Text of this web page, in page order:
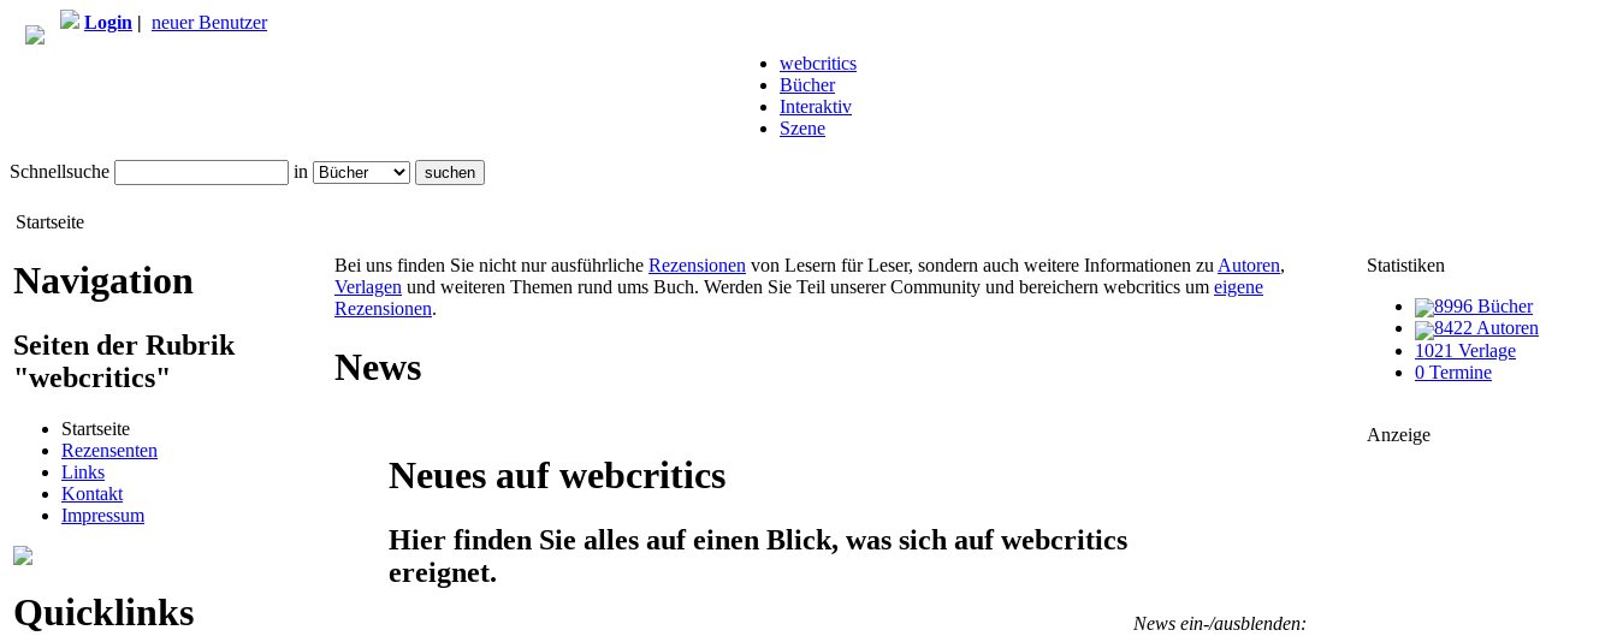
Login | neuer Benutzer
webcritics
Bücher
Interaktiv
Szene
Schnellsuche in
Startseite
Navigation
Seiten der Rubrik
"webcritics"
Startseite
Rezensenten
Links
Kontakt
Impressum
Quicklinks
Statistiken
8996 Bücher
8422 Autoren
1021 Verlage
0 Termine
Anzeige
Bei uns finden Sie nicht nur ausführliche Rezensionen von Lesern für Leser, sondern auch weitere Informationen zu Autoren,
Verlagen und weiteren Themen rund ums Buch. Werden Sie Teil unserer Community und bereichern webcritics um eigene
Rezensionen.
News
Neues auf webcritics
Hier finden Sie alles auf einen Blick, was sich auf webcritics
ereignet.
News ein-/ausblenden: